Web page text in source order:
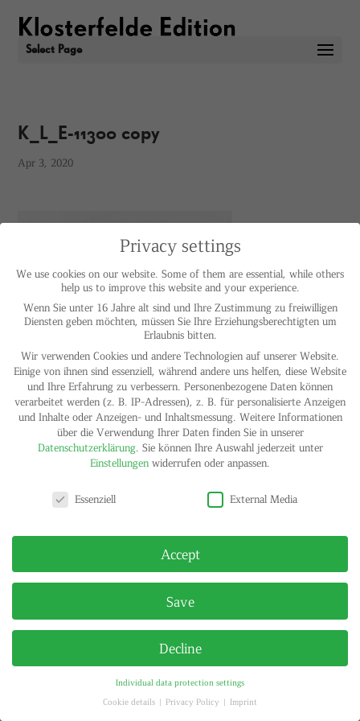
Select Page
K_L_E-11300 copy
Apr 3, 2020
IMPRINT
PRIVACY POLICY
© HELGA MARIA KLOSTERFELDE | ALL RIGHTS RESERVED
Privacy settings
We use cookies on our website. Some of them are essential, while others
help us to improve this website and your experience.
Wenn Sie unter 16 Jahre alt sind und Ihre Zustimmung zu freiwilligen
Diensten geben möchten, müssen Sie Ihre Erziehungsberechtigten um
Erlaubnis bitten.
Wir verwenden Cookies und andere Technologien auf unserer Website.
Einige von ihnen sind essenziell, während andere uns helfen, diese Website
und Ihre Erfahrung zu verbessern. Personenbezogene Daten können
verarbeitet werden (z. B. IP-Adressen), z. B. für personalisierte Anzeigen
und Inhalte oder Anzeigen- und Inhaltsmessung. Weitere Informationen
über die Verwendung Ihrer Daten finden Sie in unserer
Datenschutzerklärung. Sie können Ihre Auswahl jederzeit unter
Einstellungen widerrufen oder anpassen.
Essenziell
External Media
Accept
Save
Decline
Individual data protection settings
Cookie details
Privacy Policy Imprint